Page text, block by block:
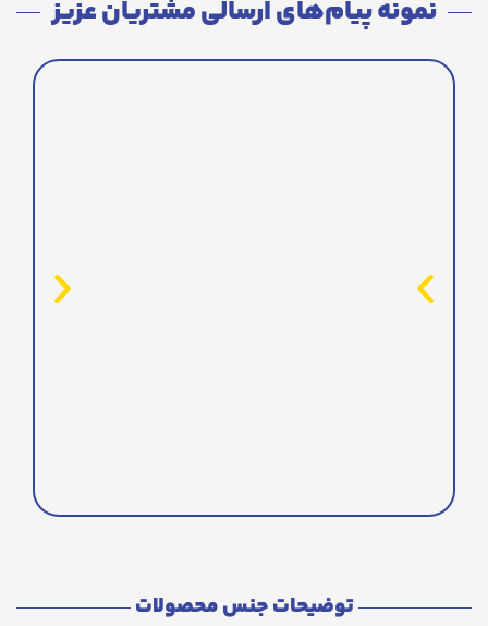
نمونه پیام‌های ارسالی مشتریان عزیز
توضیحات جنس محصولات